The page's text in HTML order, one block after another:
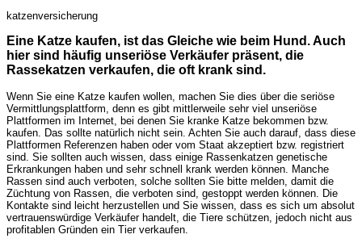
katzenversicherung
Eine Katze kaufen, ist das Gleiche wie beim Hund. Auch
hier sind häufig unseriöse Verkäufer präsent, die
Rassekatzen verkaufen, die oft krank sind.
Wenn Sie eine Katze kaufen wollen, machen Sie dies über die seriöse
Vermittlungsplattform, denn es gibt mittlerweile sehr viel unseriöse
Plattformen im Internet, bei denen Sie kranke Katze bekommen bzw.
kaufen. Das sollte natürlich nicht sein. Achten Sie auch darauf, dass diese
Plattformen Referenzen haben oder vom Staat akzeptiert bzw. registriert
sind. Sie sollten auch wissen, dass einige Rassenkatzen genetische
Erkrankungen haben und sehr schnell krank werden können. Manche
Rassen sind auch verboten, solche sollten Sie bitte melden, damit die
Züchtung von Rassen, die verboten sind, gestoppt werden können. Die
Kontakte sind leicht herzustellen und Sie wissen, dass es sich um absolut
vertrauenswürdige Verkäufer handelt, die Tiere schützen, jedoch nicht aus
profitablen Gründen ein Tier verkaufen.